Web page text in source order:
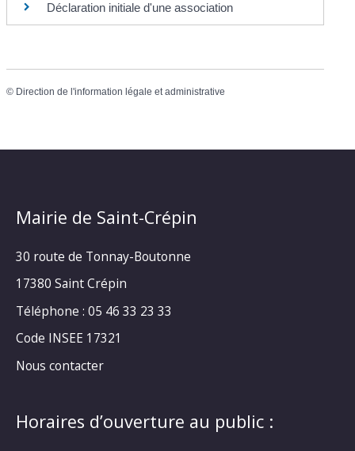
Déclaration initiale d'une association
© Direction de l'information légale et administrative
Mairie de Saint-Crépin
30 route de Tonnay-Boutonne
17380 Saint Crépin
Téléphone : 05 46 33 23 33
Code INSEE 17321
Nous contacter
Horaires d’ouverture au public :